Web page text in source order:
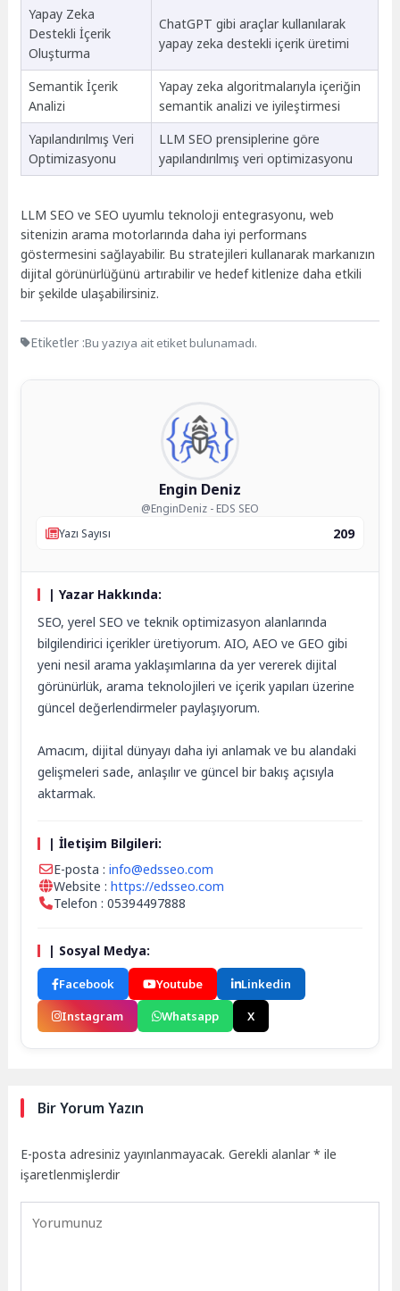
Yapay Zeka
Destekli İçerik
Oluşturma
ChatGPT gibi araçlar kullanılarak
yapay zeka destekli içerik üretimi
Semantik İçerik
Analizi
Yapay zeka algoritmalarıyla içeriğin
semantik analizi ve iyileştirmesi
Yapılandırılmış Veri
Optimizasyonu
LLM SEO prensiplerine göre
yapılandırılmış veri optimizasyonu
LLM SEO ve SEO uyumlu teknoloji entegrasyonu, web
sitenizin arama motorlarında daha iyi performans
göstermesini sağlayabilir. Bu stratejileri kullanarak markanızın
dijital görünürlüğünü artırabilir ve hedef kitlenize daha etkili
bir şekilde ulaşabilirsiniz.
Etiketler :Bu yazıya ait etiket bulunamadı.
Engin Deniz
@EnginDeniz - EDS SEO
Yazı Sayısı
209
| Yazar Hakkında:
SEO, yerel SEO ve teknik optimizasyon alanlarında
bilgilendirici içerikler üretiyorum. AIO, AEO ve GEO gibi
yeni nesil arama yaklaşımlarına da yer vererek dijital
görünürlük, arama teknolojileri ve içerik yapıları üzerine
güncel değerlendirmeler paylaşıyorum.
Amacım, dijital dünyayı daha iyi anlamak ve bu alandaki
gelişmeleri sade, anlaşılır ve güncel bir bakış açısıyla
aktarmak.
| İletişim Bilgileri:
E-posta :info@edsseo.com
Website :https://edsseo.com
Telefon : 05394497888
| Sosyal Medya:
Facebook Youtube
Linkedin
Instagram
Whatsapp X
Bir Yorum Yazın
E-posta adresiniz yayınlanmayacak. Gerekli alanlar* ile
işaretlenmişlerdir